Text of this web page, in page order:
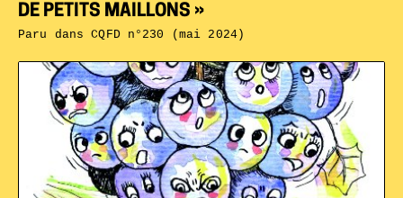
DE PETITS MAILLONS »
Paru dansCQFD n°230 (mai 2024)